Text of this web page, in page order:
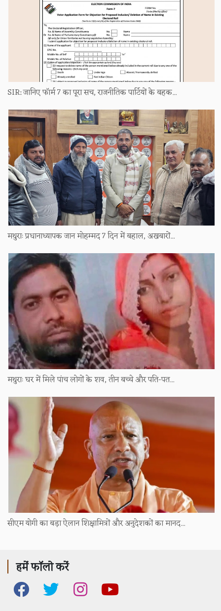
SIR: जानिए फॉर्म 7 का पूरा सच, राजनीतिक पार्टियों के बहक...
मथुराः प्रधानाध्यापक जान मोहम्मद 7 दिन में बहाल, अखबारों...
मथुराः घर में मिले पांच लोगों के शव, तीन बच्चे और पति-पत...
सीएम योगी का बड़ा ऐलान शिक्षामित्रों और अनुदेशकों का मानद...
हमें फॉलो करें